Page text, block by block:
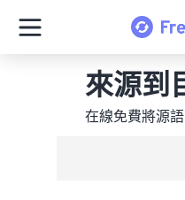
來源到
在線免費將源